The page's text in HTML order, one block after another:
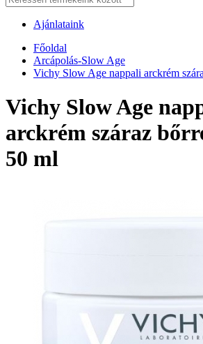
Ajánlataink
Főoldal
Arcápolás-Slow Age
Vichy Slow Age nappali arckrém
Vichy Slow Age
arckrém száraz
50 ml